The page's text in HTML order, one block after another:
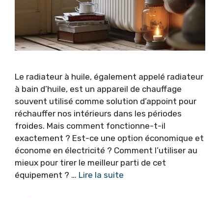
Le radiateur à huile, également appelé radiateur
à bain d’huile, est un appareil de chauffage
souvent utilisé comme solution d’appoint pour
réchauffer nos intérieurs dans les périodes
froides. Mais comment fonctionne-t-il
exactement ? Est-ce une option économique et
économe en électricité ? Comment l’utiliser au
mieux pour tirer le meilleur parti de cet
équipement ? … Lire la suite